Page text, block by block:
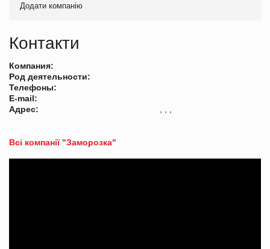
Додати компанію
Контакти
Компания:
Род деятельности:
Телефоны:
E-mail:
Адрес:
Всі компанії "Заморозка"